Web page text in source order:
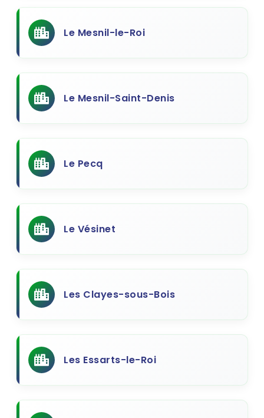
Le Mesnil-le-Roi
Le Mesnil-Saint-Denis
Le Pecq
Le Vésinet
Les Clayes-sous-Bois
Les Essarts-le-Roi